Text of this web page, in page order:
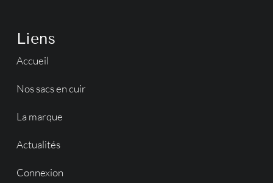
Liens
Accueil
Nos sacs en cuir
La marque
Actualités
Connexion